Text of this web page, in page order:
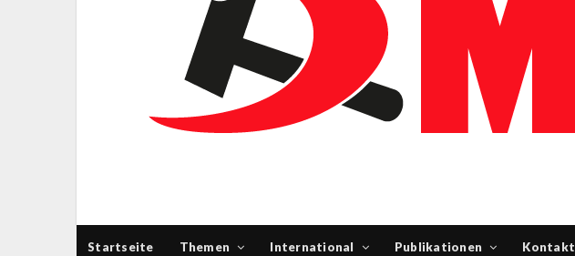
Startseite Themen International Publikationen Kontakt